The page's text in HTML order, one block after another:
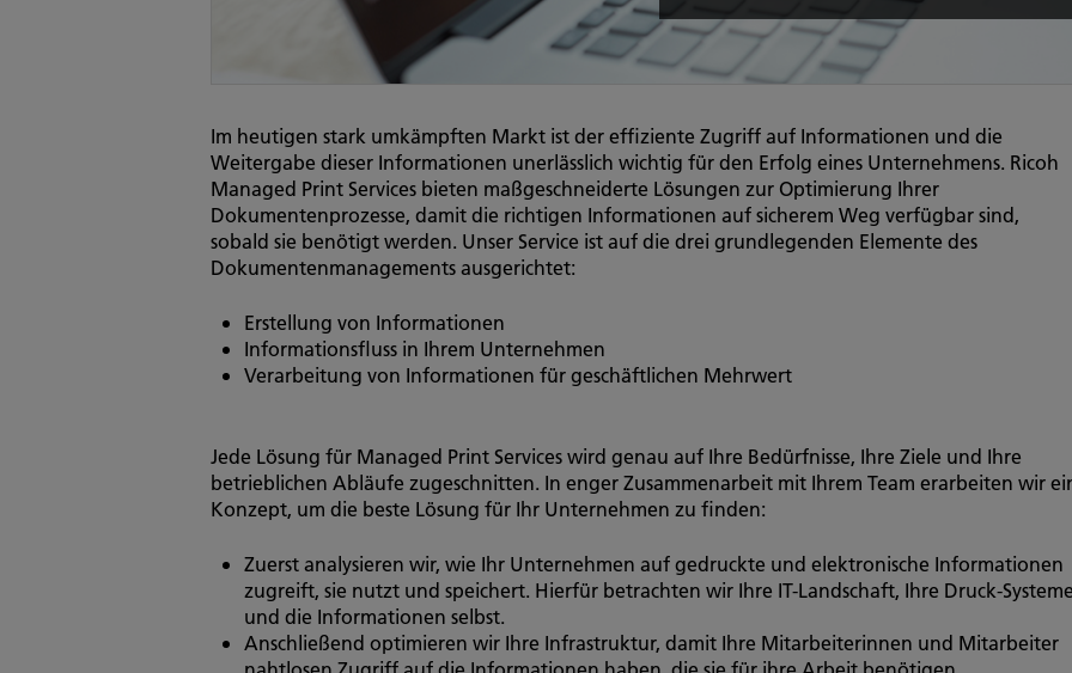
Im heutigen stark umkämpften Markt ist der effiziente Zugriff auf Informationen und die
Weitergabe dieser Informationen unerlässlich wichtig für den Erfolg eines Unternehmens. Ricoh
Managed Print Services bieten maßgeschneiderte Lösungen zur Optimierung Ihrer
Dokumentenprozesse, damit die richtigen Informationen auf sicherem Weg verfügbar sind,
sobald sie benötigt werden. Unser Service ist auf die drei grundlegenden Elemente des
Dokumentenmanagements ausgerichtet:
Erstellung von Informationen
Informationsfluss in Ihrem Unternehmen
Verarbeitung von Informationen für geschäftlichen Mehrwert
Jede Lösung für Managed Print Services wird genau auf Ihre Bedürfnisse, Ihre Ziele und Ihre
betrieblichen Abläufe zugeschnitten. In enger Zusammenarbeit mit Ihrem Team erarbeiten wir
Konzept, um die beste Lösung für Ihr Unternehmen zu finden:
Zuerst analysieren wir, wie Ihr Unternehmen auf gedruckte und elektronische Informationen
zugreift, sie nutzt und speichert. Hierfür betrachten wir Ihre IT-Landschaft, Ihre Druck-Systeme
und die Informationen selbst.
Anschließend optimieren wir Ihre Infrastruktur, damit Ihre Mitarbeiterinnen und Mitarbeiter